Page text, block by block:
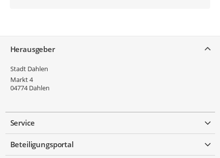
Herausgeber
Stadt Dahlen
Markt 4
04774 Dahlen
Service
Beteiligungsportal